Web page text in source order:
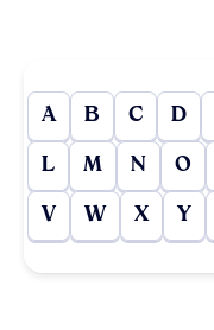
A B C D
L M N O
V W X Y